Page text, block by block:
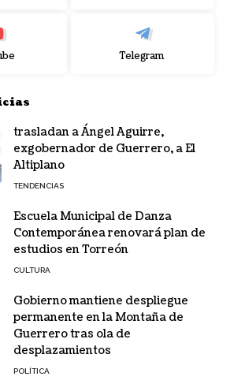
Telegram
trasladan a Ángel Aguirre,
exgobernador de Guerrero, a El
Altiplano
TENDENCIAS
Escuela Municipal de Danza
Contemporánea renovará plan de
estudios en Torreón
CULTURA
Gobierno mantiene despliegue
permanente en la Montaña de
Guerrero tras ola de
desplazamientos
POLÍTICA